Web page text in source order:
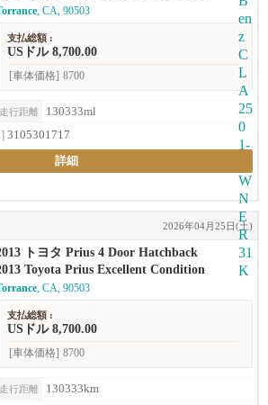
, CA, 90503
支払総額 :
USドル 8,700.00
[車体価格] 8700
走行距離
130333ml
3105301717
詳細
2026年04月25日(土)
トヨタ Prius 4 Door Hatchback
Toyota Prius Excellent Condition
, CA, 90503
支払総額 :
USドル 8,700.00
[車体価格] 8700
走行距離
130333km